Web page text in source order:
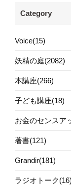
Category
Voice(15)
妖精の庭(2082)
本講座(266)
子ども講座(18)
お金のセンスア
著書(121)
Grandir(181)
ラジオトーク(16)